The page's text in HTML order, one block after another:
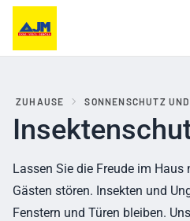
Fenster, Balkontüren
ZUHAUSE SONNENSCHUTZ
Lassen Sie die Freude im
Gästen stören. Insekten und
Fenstern und Türen bleiben.